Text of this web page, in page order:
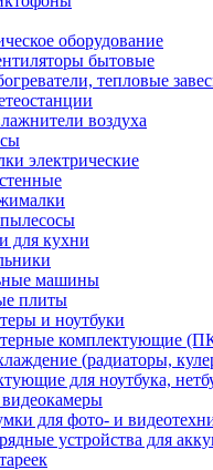
оборудование
бытовые
тепловые
воздуха
электрические
для кухни
машины
плиты
и ноутбуки
комплектующие
(радиаторы,
для ноутбука,
для фото- и
устройства для